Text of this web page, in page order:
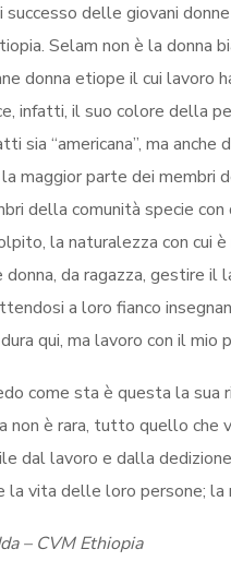
delle giovani
Selam non è la donna
donna etiope il cui lavoro
infatti, il suo colore della
sia “americana”, ma
maggior parte dei
della comunità specie
la naturalezza con cui
donna, da ragazza, gestire
a loro fianco
dura qui, ma lavoro con il
come sta è questa la
non è rara, tutto quello
dal lavoro e dalla
vita delle loro persone; la
– CVM Ethiopia